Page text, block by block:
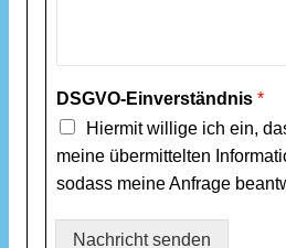
DSGVO-Einverständnis *
Hiermit willige ich ein,
meine übermittelten
sodass meine Anfrage
Nachricht senden